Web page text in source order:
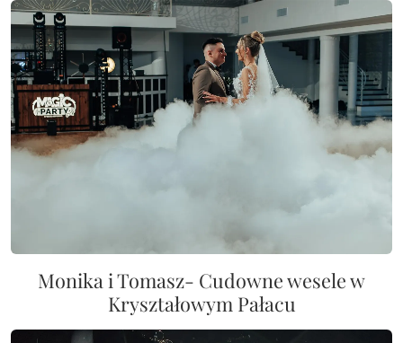
Monika i Tomasz- Cudowne wesele w
Kryształowym Pałacu